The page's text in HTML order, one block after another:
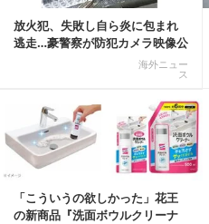
放火犯、失敗し自ら炎に包まれ
逃走…豪警察が防犯カメラ映像公
海外ニュー
ス
「こういうの欲しかった」花王
の新商品『洗面ボウルクリーナ